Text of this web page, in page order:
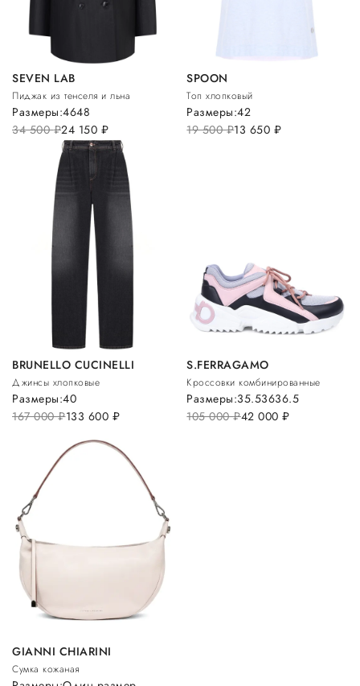
SEVEN LAB
Пиджак из тенселя и льна
34 500руб.24 150 руб.
Размеры:4648
SPOON
Топ хлопковый
19 500руб.13 650 руб.
Размеры:42
BRUNELLO CUCINELLI
Джинсы хлопковые
167 000руб.133 600 руб.
Размеры:40
S.FERRAGAMO
Кроссовки комбинированные
105 000руб.42 000руб.
Размеры:35.53636.5
GIANNI CHIARINI
Сумка кожаная